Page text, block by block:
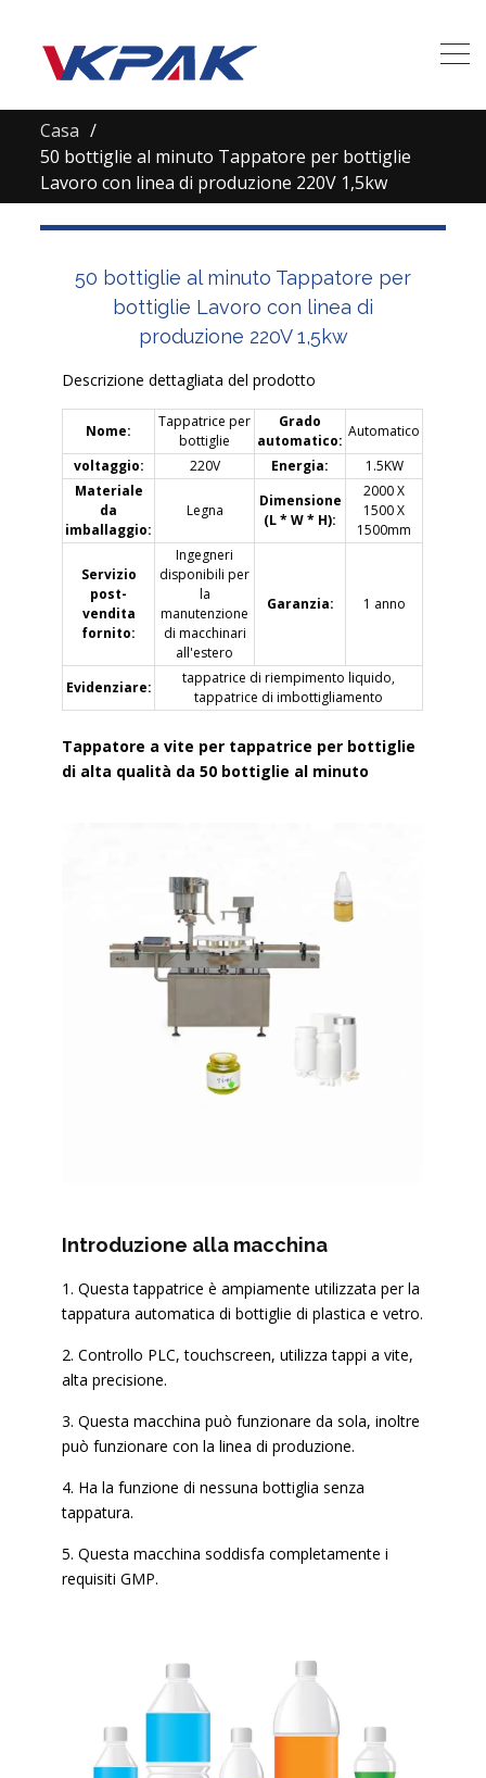
Casa
50 bottiglie al minuto Tappatore per bottiglie
Lavoro con linea di produzione 220V 1,5kw
50 bottiglie al minuto Tappatore per
bottiglie Lavoro con linea di
produzione 220V 1,5kw
Descrizione dettagliata del prodotto
Nome:
Tappatrice per
bottiglie
Grado
automatico:
Automatico
voltaggio:
220V Energia:
1.5KW
Materiale
da
imballaggio:
Legna
Dimensione
(L * W * H):
2000 X
1500 X
1500mm
Servizio
post-
vendita
fornito:
Ingegneri
disponibili per
la
manutenzione
di macchinari
all'estero
Garanzia: 1 anno
Evidenziare:
tappatrice di riempimento liquido,
tappatrice di imbottigliamento
Tappatore a vite per tappatrice per bottiglie
di alta qualità da 50 bottiglie al minuto
Introduzione alla macchina
1. Questa tappatrice è ampiamente utilizzata per la
tappatura automatica di bottiglie di plastica e vetro.
2. Controllo PLC, touchscreen, utilizza tappi a vite,
alta precisione.
3. Questa macchina può funzionare da sola, inoltre
può funzionare con la linea di produzione.
4. Ha la funzione di nessuna bottiglia senza
tappatura.
5. Questa macchina soddisfa completamente i
requisiti GMP.